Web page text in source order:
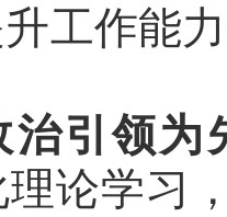
工作能力
治引领为
论学习